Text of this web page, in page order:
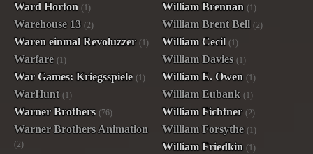
Ward Horton (1)
Warehouse 13 (2)
Waren einmal Revoluzzer (1)
Warfare (1)
War Games: Kriegsspiele (1)
WarHunt (1)
Warner Brothers (76)
Warner Brothers Animation
(2)
William Brennan (1)
William Brent Bell (2)
William Cecil (1)
William Davies (1)
William E. Owen (1)
William Eubank (1)
William Fichtner (2)
William Forsythe (1)
William Friedkin (1)